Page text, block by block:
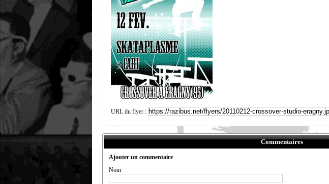
URL du flyer :
Commentaires
Ajouter un commentaire
Nom